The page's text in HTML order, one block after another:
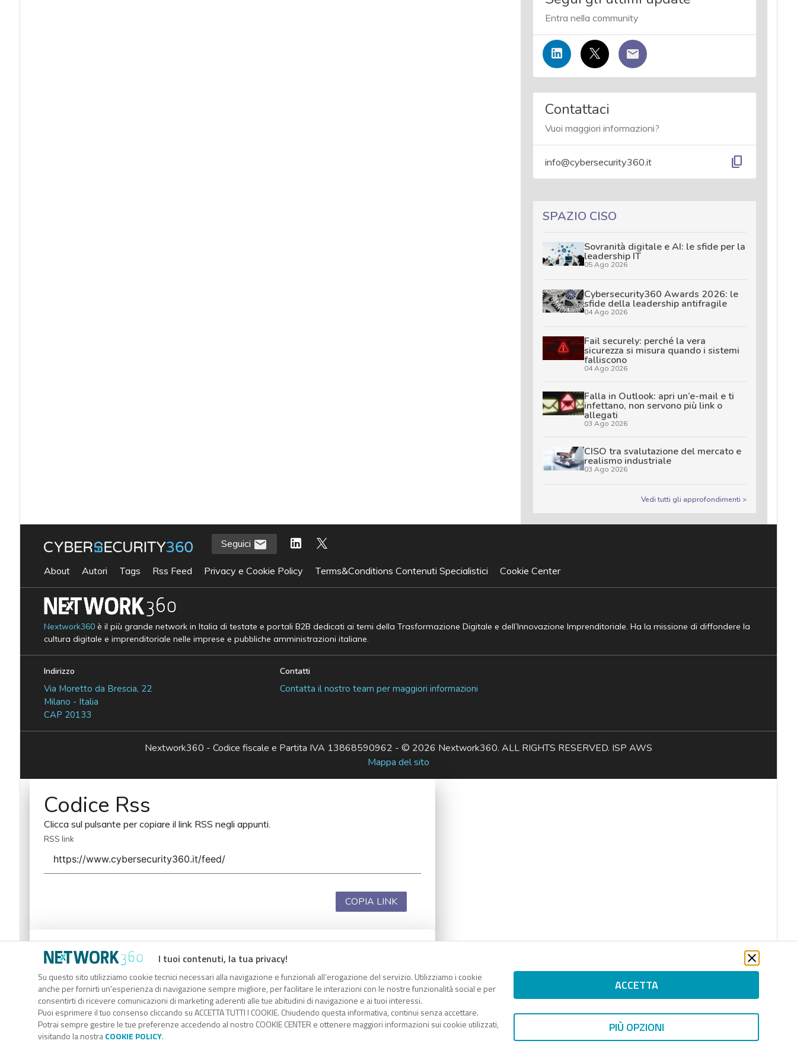
Entra nella community
Contattaci
Vuoi maggiori informazioni?
info@cybersecurity360.it content_copy
SPAZIO CISO
Sovranità digitale e AI: le sfide per la
leadership IT
05 Ago 2026
Cybersecurity360 Awards 2026: le
sfide della leadership antifragile
04 Ago 2026
Fail securely: perché la vera
sicurezza si misura quando i sistemi
falliscono
04 Ago 2026
Falla in Outlook: apri un’e-mail e ti
infettano, non servono più link o
allegati
03 Ago 2026
CISO tra svalutazione del mercato e
realismo industriale
03 Ago 2026
Vedi tutti gli approfondimenti >
I tuoi contenuti, la tua privacy!
Su questo sito utilizziamo cookie tecnici necessari alla navigazione e funzionali all’erogazione del servizio. Utilizziamo i cookie
anche per fornirti un’esperienza di navigazione sempre migliore, per facilitare le interazioni con le nostre funzionalità social e per
consentirti di ricevere comunicazioni di marketing aderenti alle tue abitudini di navigazione e ai tuoi interessi.
Puoi esprimere il tuo consenso cliccando su ACCETTA TUTTI I COOKIE. Chiudendo questa informativa, continui senza accettare.
Potrai sempre gestire le tue preferenze accedendo al nostro COOKIE CENTER e ottenere maggiori informazioni sui cookie utilizzati,
visitando la nostraCOOKIE POLICY.
ACCETTA
PIÙ OPZIONI
Seguici
About Autori Tags Rss Feed Privacy e Cookie Policy Terms&Conditions Contenuti Specialistici Cookie Center
Nextwork360è il più grande network in Italia di testate e portali B2B dedicati ai temi della Trasformazione Digitale e dell’Innovazione Imprenditoriale. Ha la missione di diffondere la
cultura digitale e imprenditoriale nelle imprese e pubbliche amministrazioni italiane.
Indirizzo
Via Moretto da Brescia, 22
Milano - Italia
CAP 20133
Contatti
Contatta il nostro team per maggiori informazioni
Nextwork360 - Codice fiscale e Partita IVA 13868590962 - © 2026 Nextwork360. ALL RIGHTS RESERVED. ISP AWS
Mappa del sito
Codice Rss
Clicca sul pulsante per copiare il link RSS negli appunti.
RSS link
COPIA LINK
Codice Rss
Clicca sul pulsante per copiare il link RSS negli appunti.
RSS link